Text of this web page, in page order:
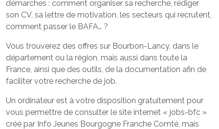
démarches : comment organiser sa recherche, rédiger
son CV, sa lettre de motivation, les secteurs qui recrutent,
comment passer le BAFA… ?
Vous trouverez des offres sur Bourbon-Lancy, dans le
département ou la région, mais aussi dans toute la
France, ainsi que des outils, de la documentation afin de
faciliter votre recherche de job.
Un ordinateur est à votre disposition gratuitement pour
vous permettre de consulter le site internet « jobs-bfc »
créé par Info Jeunes Bourgogne Franche Comté, mais